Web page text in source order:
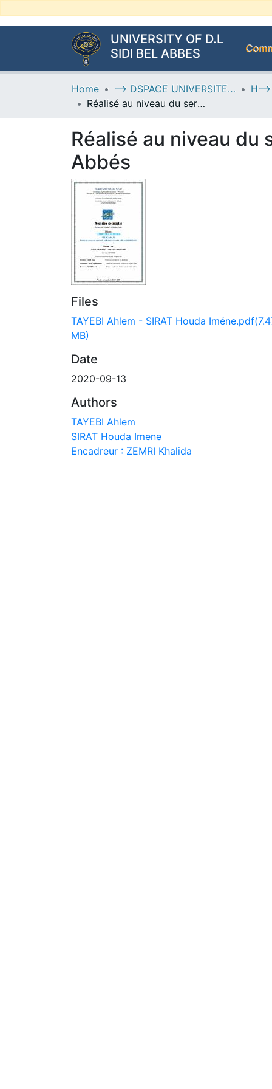
UNIVERSITY OF D.L
SIDI BEL ABBES
Home
--> DSPACE UNIVERSITE DJILALLI LIABES DE SIDI BEL ABBES
Réalisé au niveau du service de médecine interne du CHU de Sidi Bel Abbés
Réalisé au niveau
Abbés
Files
TAYEBI Ahlem - SIRAT Houda Iméne.pdf
MB)
Date
2020-09-13
Authors
TAYEBI Ahlem
SIRAT Houda Imene
Encadreur : ZEMRI Khalida